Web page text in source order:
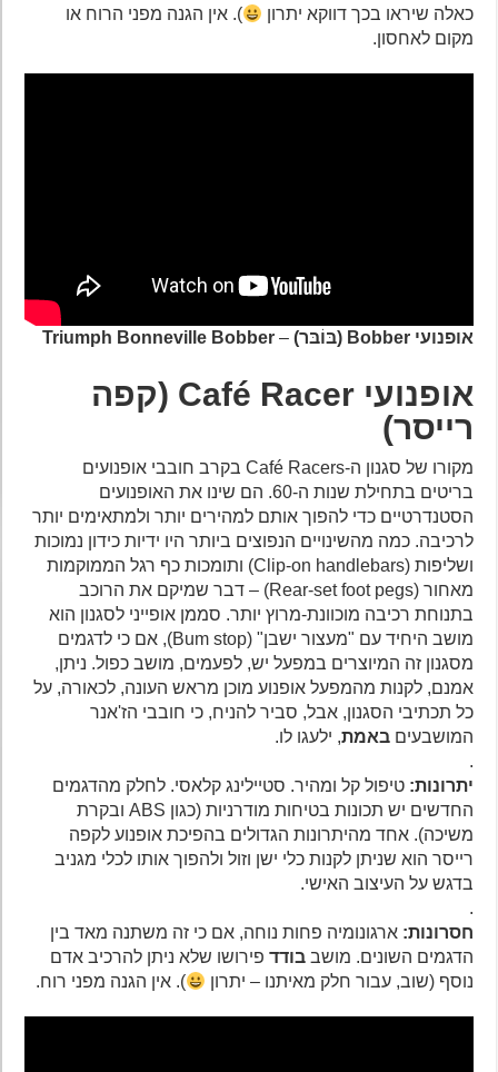
כאלה שיראו בכך דווקא יתרון
). אין הגנה מפני הרוח או
מקום לאחסון.
אופנועי Bobber (בּוֹבּר) –
Triumph Bonneville Bobber
אופנועי Café Racer (קפה
רייסר)
מקורו של סגנון ה-Café Racers בקרב חובבי אופנועים
בריטים בתחילת שנות ה-60. הם שינו את האופנועים
הסטנדרטיים כדי להפוך אותם למהירים יותר ולמתאימים יותר
לרכיבה. כמה מהשינויים הנפוצים ביותר היו ידיות כידון נמוכות
ושליפות (Clip-on handlebars) ותומכות כף רגל הממוקמות
מאחור (Rear-set foot pegs) – דבר שמיקם את הרוכב
בתנוחת רכיבה מוכוונת-מרוץ יותר. סממן אופייני לסגנון הוא
מושב היחיד עם "מעצור ישבן" (Bum stop), אם כי לדגמים
מסגנון זה המיוצרים במפעל יש, לפעמים, מושב כפול. ניתן,
אמנם, לקנות מהמפעל אופנוע מוכן מראש העונה, לכאורה, על
כל תכתיבי הסגנון, אבל, סביר להניח, כי חובבי הז'אנר
המושבעיםבאמת, ילעגו לו.
יתרונות:טיפול קל ומהיר. סטיילינג קלאסי. לחלק מהדגמים
החדשים יש תכונות בטיחות מודרניות (כגון ABS ובקרת
משיכה). אחד מהיתרונות הגדולים בהפיכת אופנוע לקפה
רייסר הוא שניתן לקנות כלי ישן וזול ולהפוך אותו לכלי מגניב
בדגש על העיצוב האישי.
חסרונות:ארגונומיה פחות נוחה, אם כי זה משתנה מאד בין
הדגמים השונים. מושבבודדפירושו שלא ניתן להרכיב אדם
נוסף (שוב, עבור חלק מאיתנו – יתרון
). אין הגנה מפני רוח.